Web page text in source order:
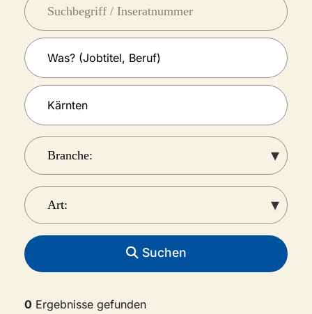
Suchen
0 Ergebnisse gefunden